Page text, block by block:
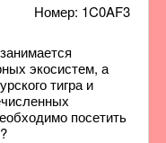
Номер: 1C0AF3
экосистем, а
тигра и
посетить